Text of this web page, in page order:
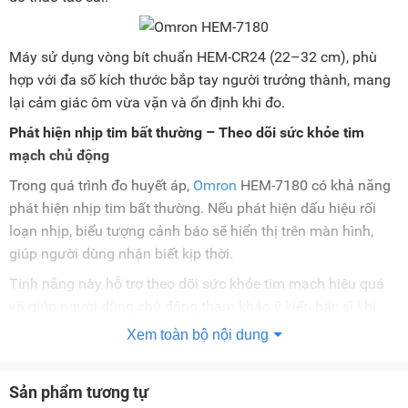
Máy sử dụng vòng bít chuẩn HEM-CR24 (22–32 cm), phù
hợp với đa số kích thước bắp tay người trưởng thành, mang
lại cảm giác ôm vừa vặn và ổn định khi đo.
Phát hiện nhịp tim bất thường – Theo dõi sức khỏe tim
mạch chủ động
Trong quá trình đo huyết áp, Omron HEM-7180 có khả năng
phát hiện nhịp tim bất thường. Nếu phát hiện dấu hiệu rối
loạn nhịp, biểu tượng cảnh báo sẽ hiển thị trên màn hình,
giúp người dùng nhận biết kịp thời.
Tính năng này hỗ trợ theo dõi sức khỏe tim mạch hiệu quả
Máy được tích hợp chỉ báo tăng huyết áp, giúp người dùng
Xem toàn bộ nội dung
Sản phẩm tương tự